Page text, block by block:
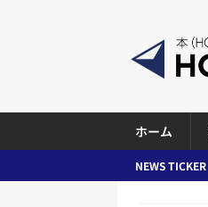
ホーム
NEWS TICKER